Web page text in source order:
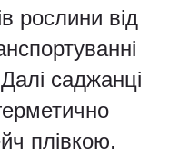
рослини від
саджанці
плівкою.